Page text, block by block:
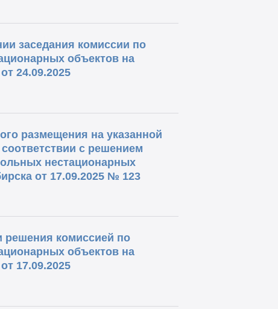
заседания комиссии по
объектов на
24.09.2025
размещения на указанной
с решением
нестационарных
от 17.09.2025 № 123
комиссией по
объектов на
17.09.2025